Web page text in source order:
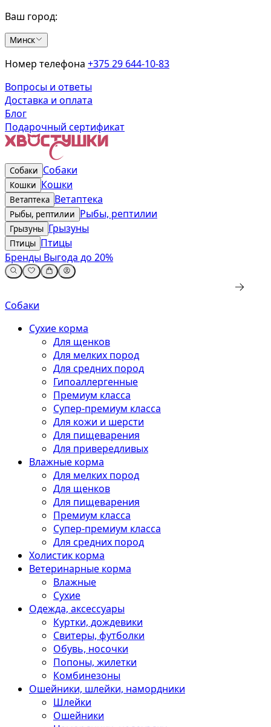
Ваш город:
Минск
Номер телефона +375 29 644-10-83
Вопросы и ответы
Доставка и оплата
Блог
Подарочный сертификат
Собаки Собаки
Кошки Кошки
Ветаптека Ветаптека
Рыбы, рептилии Рыбы, рептилии
Грызуны Грызуны
Птицы Птицы
Бренды Выгода до 20%
Собаки
Сухие корма
Для щенков
Для мелких пород
Для средних пород
Гипоаллергенные
Премиум класса
Супер-премиум класса
Для кожи и шерсти
Для пищеварения
Для привередливых
Влажные корма
Для мелких пород
Для щенков
Для пищеварения
Премиум класса
Супер-премиум класса
Для средних пород
Холистик корма
Ветеринарные корма
Влажные
Сухие
Одежда, аксессуары
Куртки, дождевики
Свитеры, футболки
Обувь, носочки
Попоны, жилетки
Комбинезоны
Ошейники, шлейки, намордники
Шлейки
Ошейники